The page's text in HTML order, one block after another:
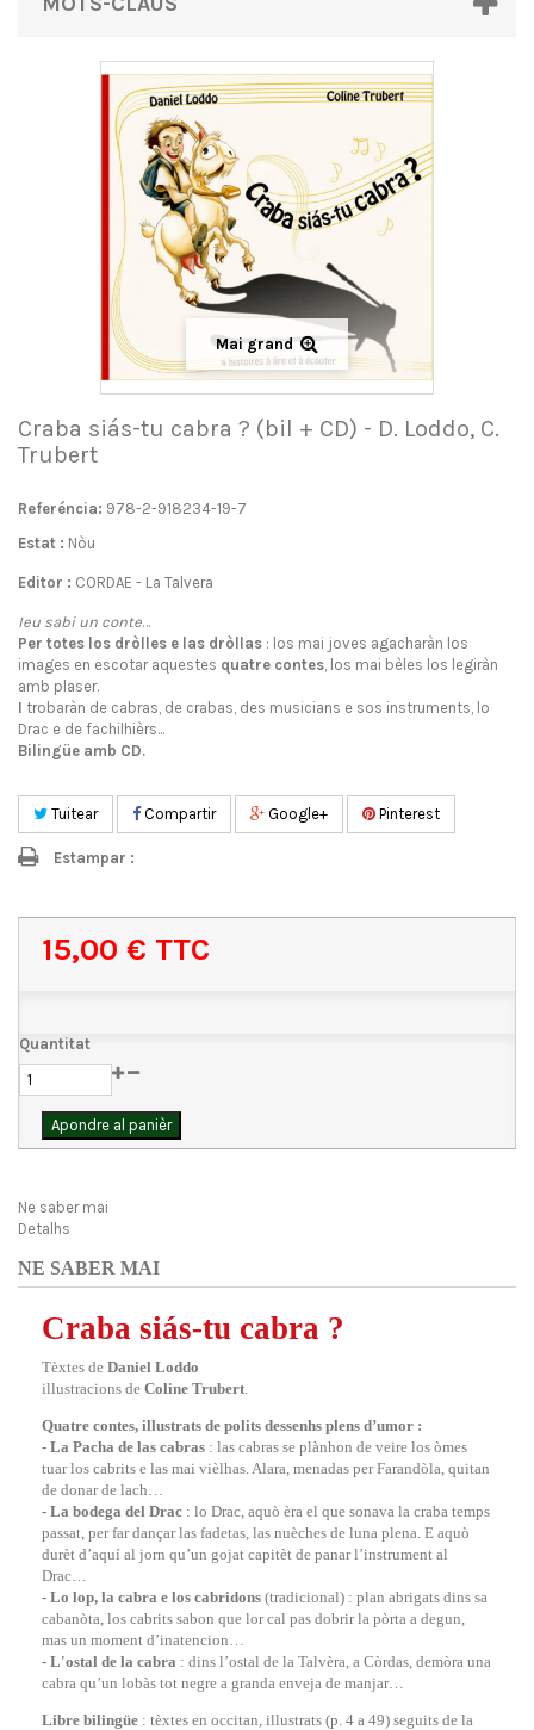
Mai grand
Craba siás-tu cabra ? (bil + CD) - D. Loddo, C.
Trubert
Referéncia: 978-2-918234-19-7
Estat : Nòu
Editor : CORDAE - La Talvera
Ieu sabi un conte…
Per totes los dròlles e las dròllas : los mai joves agacharàn los
images en escotar aquestes quatre contes, los mai bèles los legiràn
amb plaser.
I trobaràn de cabras, de crabas, des musicians e sos instruments, lo
Drac e de fachilhièrs...
Bilingüe amb CD.
Tuitear Compartir Google+ Pinterest
Estampar :
15,00 € TTC
Quantitat
Apondre al panièr
Ne saber mai
Detalhs
NE SABER MAI
Craba siás-tu cabra ?
Tèxtes de Daniel Loddo
illustracions de Coline Trubert.
Quatre contes, illustrats de polits dessenhs plens d’umor :
- La Pacha de las cabras : las cabras se plànhon de veire los òmes
tuar los cabrits e las mai vièlhas. Alara, menadas per Farandòla, quitan
de donar de lach…
- La bodega del Drac : lo Drac, aquò èra el que sonava la craba temps
passat, per far dançar las fadetas, las nuèches de luna plena. E aquò
durèt d’aquí al jorn qu’un gojat capitèt de panar l’instrument al
Drac…
- Lo lop, la cabra e los cabridons (tradicional) : plan abrigats dins sa
cabanòta, los cabrits sabon que lor cal pas dobrir la pòrta a degun,
mas un moment d’inatencion…
- L'ostal de la cabra : dins l’ostal de la Talvèra, a Còrdas, demòra una
cabra qu’un lobàs tot negre a granda enveja de manjar…
Libre bilingüe : tèxtes en occitan, illustrats (p. 4 a 49) seguits de la